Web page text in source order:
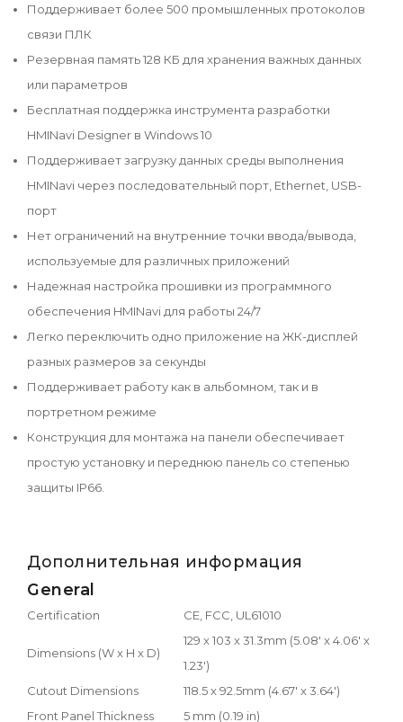
Поддерживает более 500 промышленных протоколов
связи ПЛК
Резервная память 128 КБ для хранения важных данных
или параметров
Бесплатная поддержка инструмента разработки
HMINavi Designer в Windows 10
Поддерживает загрузку данных среды выполнения
HMINavi через последовательный порт, Ethernet, USB-
порт
Нет ограничений на внутренние точки ввода/вывода,
используемые для различных приложений
Надежная настройка прошивки из программного
обеспечения HMINavi для работы 24/7
Легко переключить одно приложение на ЖК-дисплей
разных размеров за секунды
Поддерживает работу как в альбомном, так и в
портретном режиме
Конструкция для монтажа на панели обеспечивает
простую установку и переднюю панель со степенью
защиты IP66.
Дополнительная информация
General
Certification CE, FCC, UL61010
Dimensions (W x H x D)
129 x 103 x 31.3mm (5.08' x 4.06' x
1.23')
Cutout Dimensions
118.5 x 92.5mm (4.67' x 3.64')
Front Panel Thickness
5 mm (0.19 in)